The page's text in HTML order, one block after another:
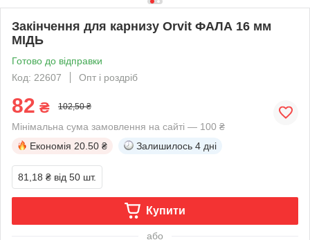
Закінчення для карнизу Orvit ФАЛА 16 мм
МІДЬ
Готово до відправки
Код: 22607
Опт і роздріб
82 ₴ 102,50 ₴
Мінімальна сума замовлення на сайті — 100 ₴
Економія 20.50 ₴ Залишилось 4 дні
81,18 ₴ від 50 шт.
Купити
або